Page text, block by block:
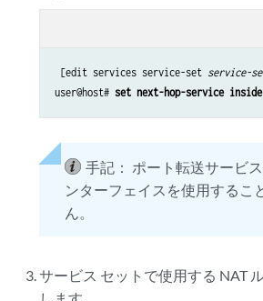
[edit services service-set service-
user@host# set next-hop-service
手記： ポート転送サービ
ンターフェイスを使用するこ
ん。
サービス セットで使用する NAT